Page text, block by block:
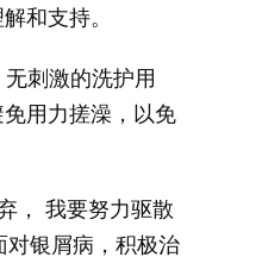
和支持。
刺激的洗护用
用力搓澡，以免
， 我要努力驱散
对银屑病，积极治